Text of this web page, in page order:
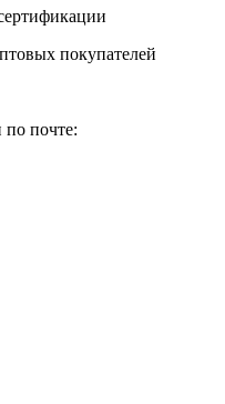
покупателей
по почте: